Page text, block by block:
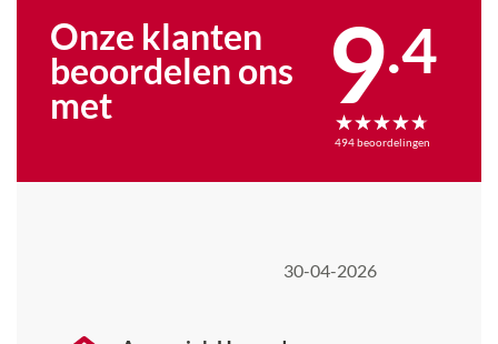
Onze klanten
beoordelen ons
met 9.4
494beoordelingen
30-04-2026